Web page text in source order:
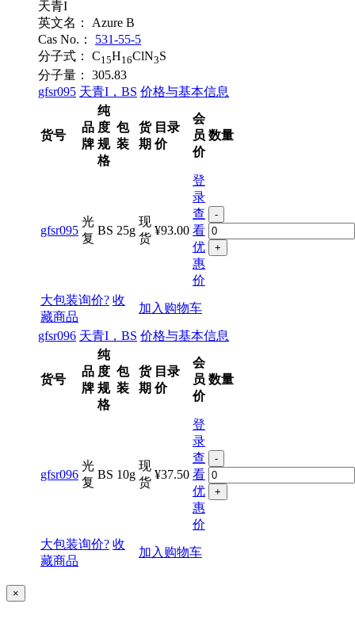
天青I
英文名：
Azure B
Cas No.：
531-55-5
分子式：
C15H16ClN3S
分子量：
305.83
gfsr095 天青I，BS 价格与基本信息
货号
品
牌
纯
度
规
格
包
装
货
期
目录
价
会
员
价
数量
gfsr095
光
复
BS 25g
现
货
¥93.00
登
录
查
看
优
惠
价
-
+
大包装询价? 收
藏商品
加入购物车
gfsr096 天青I，BS 价格与基本信息
货号
品
牌
纯
度
规
格
包
装
货
期
目录
价
会
员
价
数量
gfsr096
光
复
BS 10g
现
货
¥37.50
登
录
查
看
优
惠
价
-
+
大包装询价? 收
藏商品
加入购物车
×